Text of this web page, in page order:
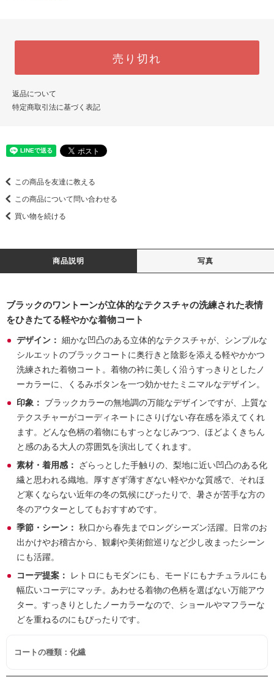
売り切れ
返品について
特定商取引法に基づく表記
この商品を友達に教える
この商品について問い合わせる
買い物を続ける
商品説明 写真
ブラックのワントーンが立体的なテクスチャの洗練された表情
をひきたてる軽やかな着物コート
デザイン： 細かな凹凸のある立体的なテクスチャが、シンプルな
シルエットのブラックコートに奥行きと陰影を添える軽やかかつ
洗練された着物コート。着物の衿に美しく沿うすっきりとしたノ
ーカラーに、くるみボタンを一つ効かせたミニマルなデザイン。
印象：
ブラックカラーの無地調の万能なデザインですが、上質な
テクスチャーがコーディネートにさりげない存在感を添えてくれ
ます。どんな色柄の着物にもすっとなじみつつ、ほどよくきちん
と感のある大人の雰囲気を演出してくれます。
素材・着用感：
ざらっとした手触りの、梨地に近い凹凸のある化
繊と思われる織地。厚すぎず薄すぎない軽やかな質感で、それほ
ど寒くならない近年の冬の気候にぴったりで、暑さが苦手な方の
冬のアウターとしてもおすすめです。
季節・シーン： 秋口から春先までロングシーズン活躍。日常のお
出かけやお稽古から、観劇や美術館巡りなど少し改まったシーン
にも活躍。
コーデ提案：
レトロにもモダンにも、モードにもナチュラルにも
幅広いコーデにマッチ。あわせる着物の色柄を選ばない万能アウ
ター。すっきりとしたノーカラーなので、ショールやマフラーな
どを重ねるのにもぴったりです。
コートの種類：化繊